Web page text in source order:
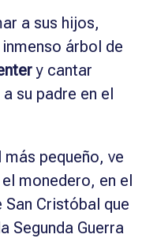
a sus hijos,
árbol de
y cantar
su padre en el
pequeño, ve
monedero, en el
San Cristóbal que
Segunda Guerra